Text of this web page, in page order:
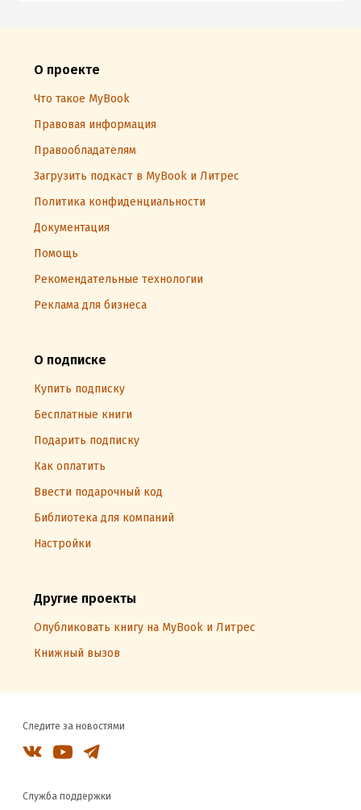
О проекте
Что такое MyBook
Правовая информация
Правообладателям
Загрузить подкаст в MyBook и Литрес
Политика конфиденциальности
Документация
Помощь
Рекомендательные технологии
Реклама для бизнеса
О подписке
Купить подписку
Бесплатные книги
Подарить подписку
Как оплатить
Ввести подарочный код
Библиотека для компаний
Настройки
Другие проекты
Опубликовать книгу на MyBook и Литрес
Книжный вызов
Следите за новостями
Служба поддержки